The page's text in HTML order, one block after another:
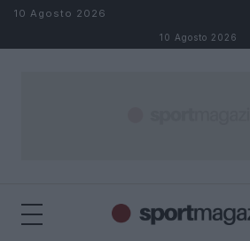
Salta al contenuto
10 Agosto 2026
10 Agosto 2026